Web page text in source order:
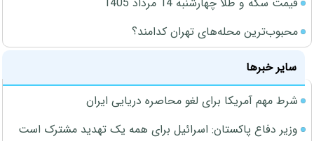
محبوب‌ترین محله‌های تهران کدامند؟
سایر خبرها
شرط مهم آمریکا برای لغو محاصره دریایی ایران
وزیر دفاع پاکستان: اسرائیل برای همه یک تهدید مشترک است